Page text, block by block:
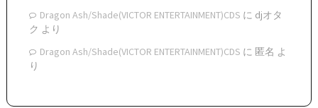
Dragon Ash/Shade(VICTOR ENTERTAINMENT)CDS に djオタ
ク より
Dragon Ash/Shade(VICTOR ENTERTAINMENT)CDS に 匿名 よ
り